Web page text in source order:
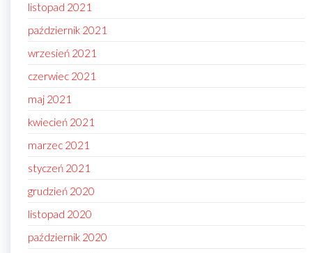
listopad 2021
październik 2021
wrzesień 2021
czerwiec 2021
maj 2021
kwiecień 2021
marzec 2021
styczeń 2021
grudzień 2020
listopad 2020
październik 2020